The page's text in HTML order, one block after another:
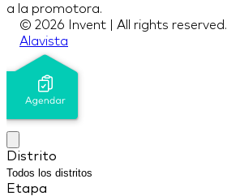
a la promotora.
© 2026 Invent | All rights reserved.
Alavista
Distrito
Etapa